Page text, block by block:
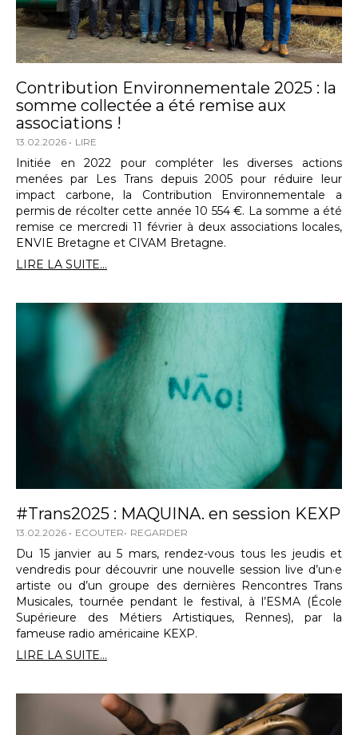
Contribution Environnementale 2025 : la
somme collectée a été remise aux
associations !
13.02.2026 LIRE
Initiée en 2022 pour compléter les diverses actions
menées par Les Trans depuis 2005 pour réduire leur
impact carbone, la Contribution Environnementale a
permis de récolter cette année 10 554 €. La somme a été
remise ce mercredi 11 février à deux associations locales,
ENVIE Bretagne et CIVAM Bretagne.
LIRE LA SUITE...
#Trans2025 : MAQUINA. en session KEXP
13.02.2026 ECOUTER REGARDER
Du 15 janvier au 5 mars, rendez-vous tous les jeudis et
vendredis pour découvrir une nouvelle session live d’un·e
artiste ou d’un groupe des dernières Rencontres Trans
Musicales, tournée pendant le festival, à l’ESMA (École
Supérieure des Métiers Artistiques, Rennes), par la
fameuse radio américaine KEXP.
LIRE LA SUITE...